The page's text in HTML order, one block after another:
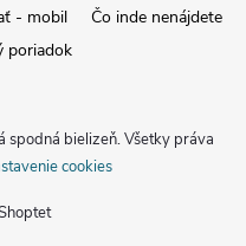
- mobil
Čo inde nenájdete
poriadok
spodná bielizeň. Všetky práva
cookies